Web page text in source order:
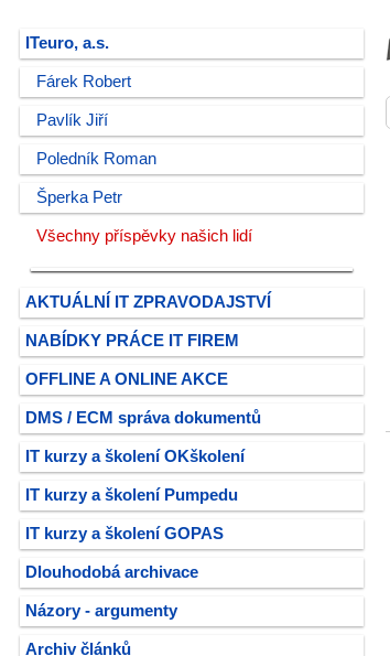
ITeuro, a.s.
Fárek Robert
Pavlík Jiří
Poledník Roman
Šperka Petr
Všechny příspěvky našich lidí
AKTUÁLNÍ IT ZPRAVODAJSTVÍ
NABÍDKY PRÁCE IT FIREM
OFFLINE A ONLINE AKCE
DMS / ECM správa dokumentů
IT kurzy a školení OKškolení
IT kurzy a školení Pumpedu
IT kurzy a školení GOPAS
Dlouhodobá archivace
Názory - argumenty
Archiv článků